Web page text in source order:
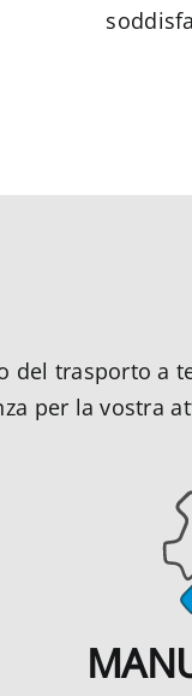
del trasporto a
per la vostra